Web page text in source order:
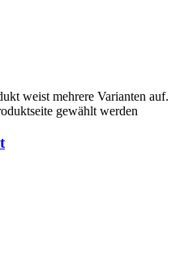
weist mehrere Varianten auf.
gewählt werden